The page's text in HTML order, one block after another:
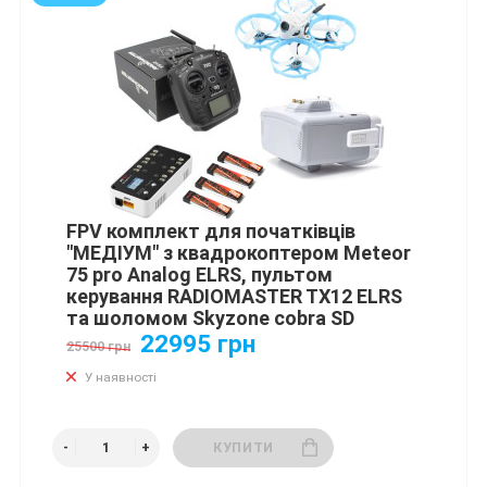
FPV комплект для початківців
"МЕДІУМ" з квадрокоптером Meteor
75 pro Analog ELRS, пультом
керування RADIOMASTER TX12 ELRS
та шоломом Skyzone cobra SD
25500 грн 22995 грн
У наявності
КУПИТИ